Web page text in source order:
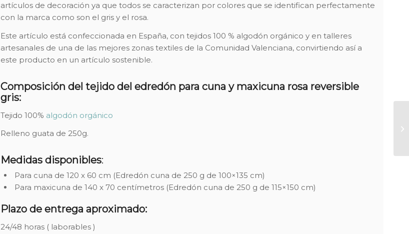
artículos de decoración ya que todos se caracterizan por colores que se identifican perfectamente
con la marca como son el gris y el rosa.
Este artículo está confeccionada en España, con tejidos 100 % algodón orgánico y en talleres
artesanales de una de las mejores zonas textiles de la Comunidad Valenciana, convirtiendo así a
este producto en un artículo sostenible.
Composición del tejido del edredón para cuna y maxicuna rosa reversible
gris:
Tejido 100% algodón orgánico
Relleno guata de 250g.
Medidas disponibles:
Para cuna de 120 x 60 cm (Edredón cuna de 250 g de 100×135 cm)
Para maxicuna de 140 x 70 centímetros (Edredón cuna de 250 g de 115×150 cm)
Plazo de entrega aproximado:
24/48 horas ( laborables )